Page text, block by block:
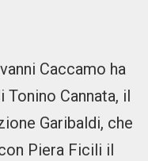
Caccamo ha
Cannata, il
Garibaldi, che
Piera Ficili il